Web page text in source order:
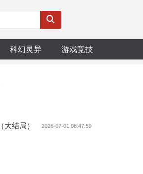
科幻灵异 游戏竞技
结局） 2026-07-01 08:47:59